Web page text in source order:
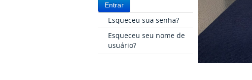
Entrar
Esqueceu sua senha?
Esqueceu seu nome de
usuário?